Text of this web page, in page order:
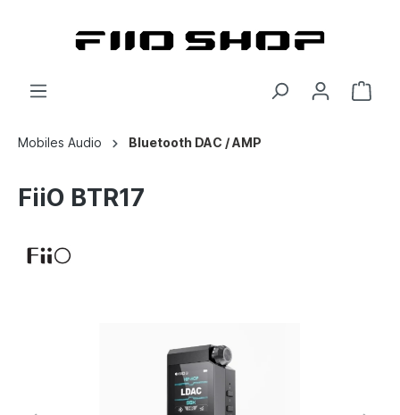
Mobiles Audio Bluetooth DAC / AMP
FiiO BTR17